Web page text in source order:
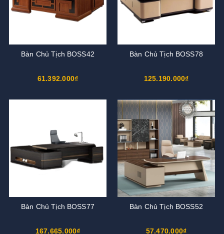
Bàn Chủ Tịch BOSS42
61.392.000₫
Bàn Chủ Tịch BOSS78
125.190.000₫
Bàn Chủ Tịch BOSS77
167.665.000₫
Bàn Chủ Tịch BOSS52
57.470.000₫